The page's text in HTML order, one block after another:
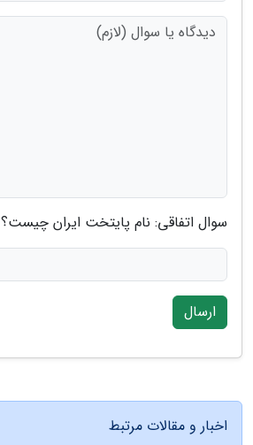
سوال اتفاقی: نام پایتخت ایران چیست؟
ارسال
اخبار و مقالات مرتبط